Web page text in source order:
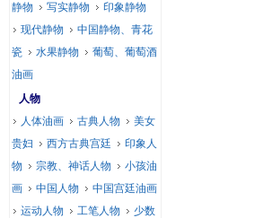
静物
写实静物
印象静物
现代静物
中国静物、青花
瓷
水果静物
葡萄、葡萄酒
油画
人物
人体油画
古典人物
美女
贵妇
西方古典宫廷
印象人
物
宗教、神话人物
小孩油
画
中国人物
中国宫廷油画
运动人物
工笔人物
少数